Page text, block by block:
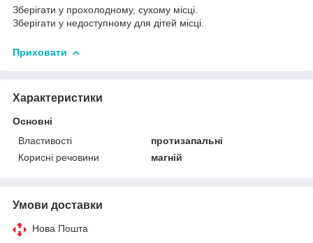
Зберігати у прохолодному, сухому місці.
Зберігати у недоступному для дітей місці.
Приховати
Характеристики
Основні
Властивості
протизапальні
Корисні речовини
магній
Умови доставки
Нова Пошта